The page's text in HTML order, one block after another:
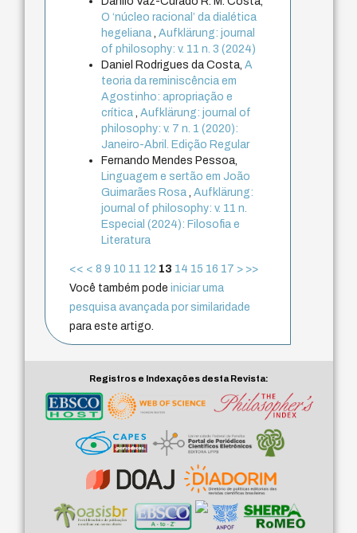
O ‘núcleo racional’ da dialética
hegeliana,Aufklärung: journal
of philosophy: v. 11 n. 3 (2024)
Daniel Rodrigues da Costa,A
teoria da reminiscência em
Agostinho: apropriação e
crítica,Aufklärung: journal of
philosophy: v. 7 n. 1 (2020):
Janeiro-Abril. Edição Regular
Fernando Mendes Pessoa,
Linguagem e sertão em João
Guimarães Rosa,Aufklärung:
journal of philosophy: v. 11 n.
Especial (2024): Filosofia e
Literatura
<< < 8 9 10 11 12 13 14 15 16 17 > >>
Você também podeiniciar uma
pesquisa avançada por similaridade
para este artigo.
Registros e Indexações desta Revista: